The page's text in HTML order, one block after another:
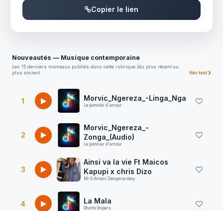
Copier le lien
Nouveautés — Musique contemporaine
Les 15 derniers morceaux publiés dans cette rubrique (du plus récent au
plus ancien).
Voir tout
1 Morvic_Ngereza_-Linga_Nga
Le pionnier d'amour
2
Morvic_Ngereza_-
Zonga_(Audio)
Le pionnier d'amour
3
Ainsi va la vie Ft Maicos
Kapupi x chris Dizo
Mr G Amarc Dangerousboy
4 La Mala
Ghetto Snipers